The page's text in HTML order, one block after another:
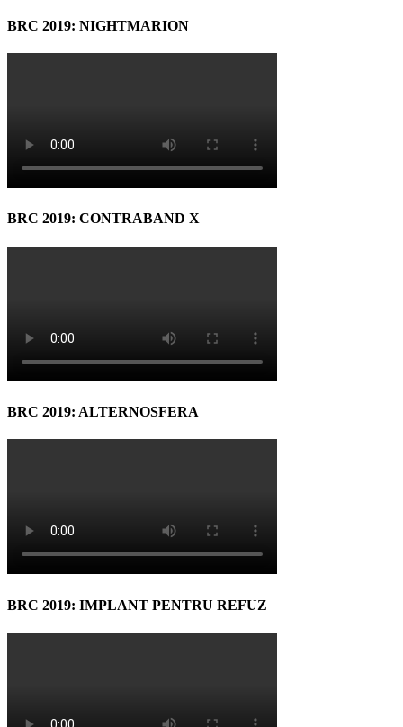
BRC 2019: NIGHTMARION
BRC 2019: CONTRABAND X
BRC 2019: ALTERNOSFERA
BRC 2019: IMPLANT PENTRU REFUZ